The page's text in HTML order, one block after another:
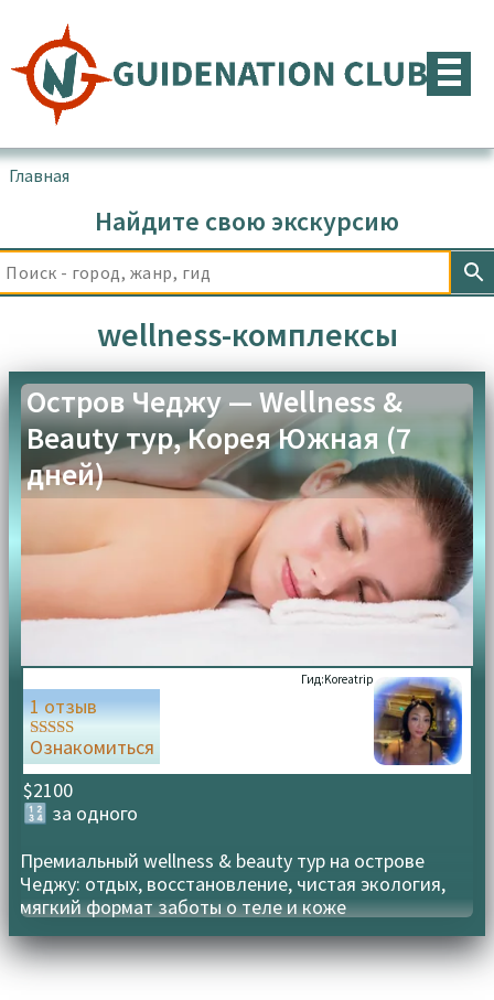
содержимому
Главная
Найдите свою экскурсию
wellness-комплексы
Остров Чеджу — Wellness &
Beauty тур, Корея Южная (7
дней)
Гид:Koreatrip
$2100
🔢 за одного
1 отзыв
Оценка
5.00
из 5
Ознакомиться
Премиальный wellness & beauty тур на острове
Чеджу: отдых, восстановление, чистая экология,
мягкий формат заботы о теле и коже